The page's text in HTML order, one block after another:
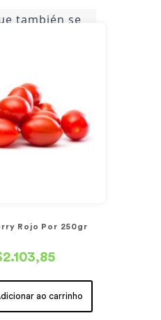
también se
y
Rojo Por 250gr
ao carrinho